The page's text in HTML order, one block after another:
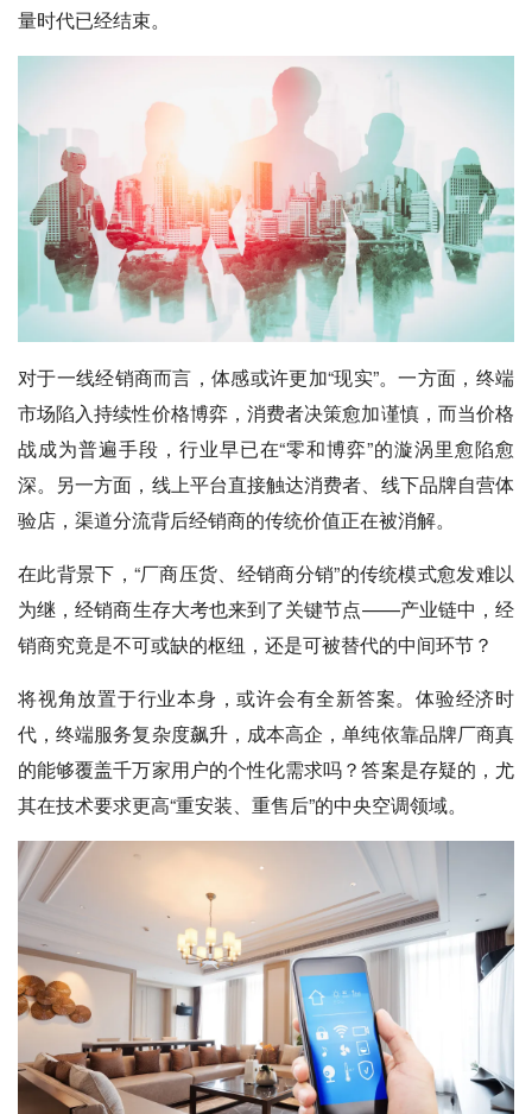
量时代已经结束。
对于一线经销商而言，体感或许更加“现实”。一方面，终端
市场陷入持续性价格博弈，消费者决策愈加谨慎，而当价格
战成为普遍手段，行业早已在“零和博弈”的漩涡里愈陷愈
深。另一方面，线上平台直接触达消费者、线下品牌自营体
验店，渠道分流背后经销商的传统价值正在被消解。
在此背景下，“厂商压货、经销商分销”的传统模式愈发难以
为继，经销商生存大考也来到了关键节点——产业链中，经
销商究竟是不可或缺的枢纽，还是可被替代的中间环节？
将视角放置于行业本身，或许会有全新答案。体验经济时
代，终端服务复杂度飙升，成本高企，单纯依靠品牌厂商真
的能够覆盖千万家用户的个性化需求吗？答案是存疑的，尤
其在技术要求更高“重安装、重售后”的中央空调领域。